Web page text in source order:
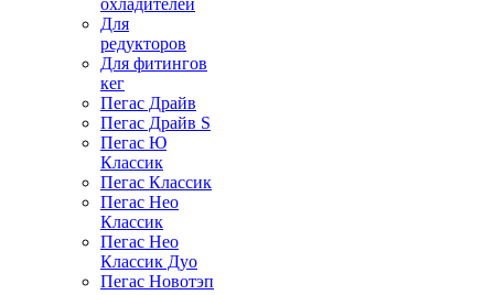
охладителей
Для
редукторов
Для фитингов
кег
Пегас Драйв
Пегас Драйв S
Пегас Ю
Классик
Пегас Классик
Пегас Нео
Классик
Пегас Нео
Классик Дуо
Пегас Новотэп